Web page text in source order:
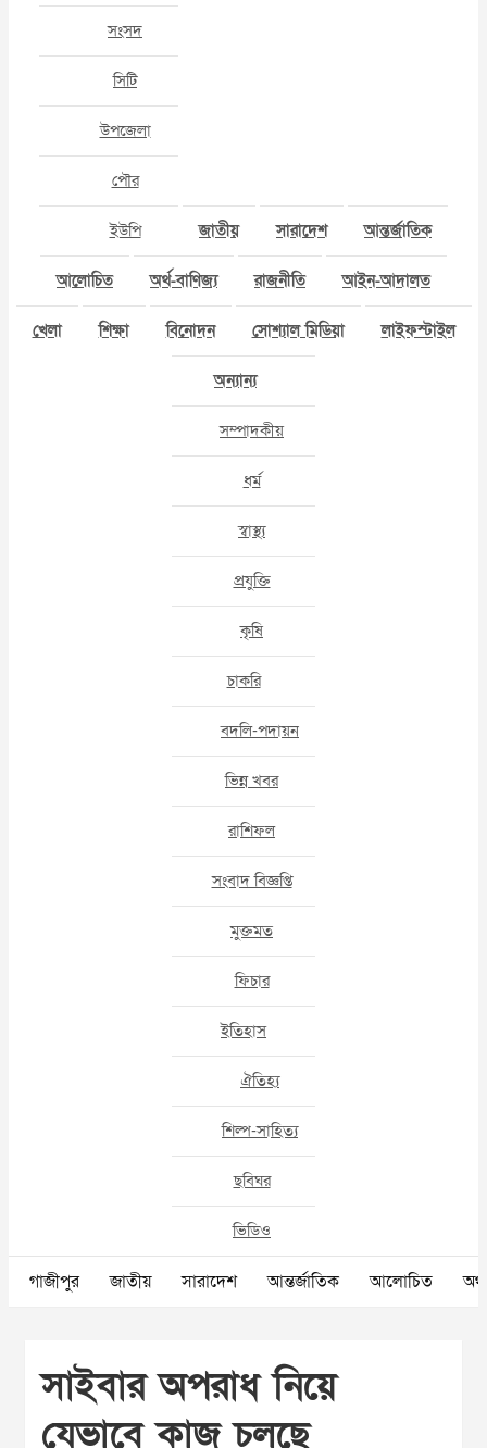
সংসদ
সিটি
উপজেলা
পৌর
ইউপি জাতীয় সারাদেশ আন্তর্জাতিক
আলোচিত অর্থ-বাণিজ্য রাজনীতি আইন-আদালত
খেলা শিক্ষা বিনোদন সোশ্যাল মিডিয়া লাইফস্টাইল
অন্যান্য
সম্পাদকীয়
ধর্ম
স্বাস্থ্য
প্রযুক্তি
কৃষি
চাকরি
বদলি-পদায়ন
ভিন্ন খবর
রাশিফল
সংবাদ বিজ্ঞপ্তি
মুক্তমত
ফিচার
ইতিহাস
ঐতিহ্য
শিল্প-সাহিত্য
ছবিঘর
ভিডিও
গাজীপুর জাতীয় সারাদেশ আন্তর্জাতিক আলোচিত
সাইবার অপরাধ নিয়ে
যেভাবে কাজ চলছে